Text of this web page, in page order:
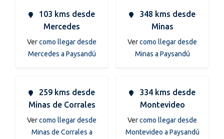
103 kms desde
Mercedes
Vercomo llegar desde
Mercedes a Paysandú
348 kms desde
Minas
Vercomo llegar desde
Minas a Paysandú
259 kms desde
Minas de Corrales
Vercomo llegar desde
Minas de Corrales a
334 kms desde
Montevideo
Vercomo llegar desde
Montevideo a Paysandú